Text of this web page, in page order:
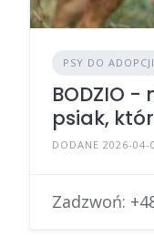
PSY DO
BODZIO -
psiak,
DODANE 2026-04-
Zadzwoń: